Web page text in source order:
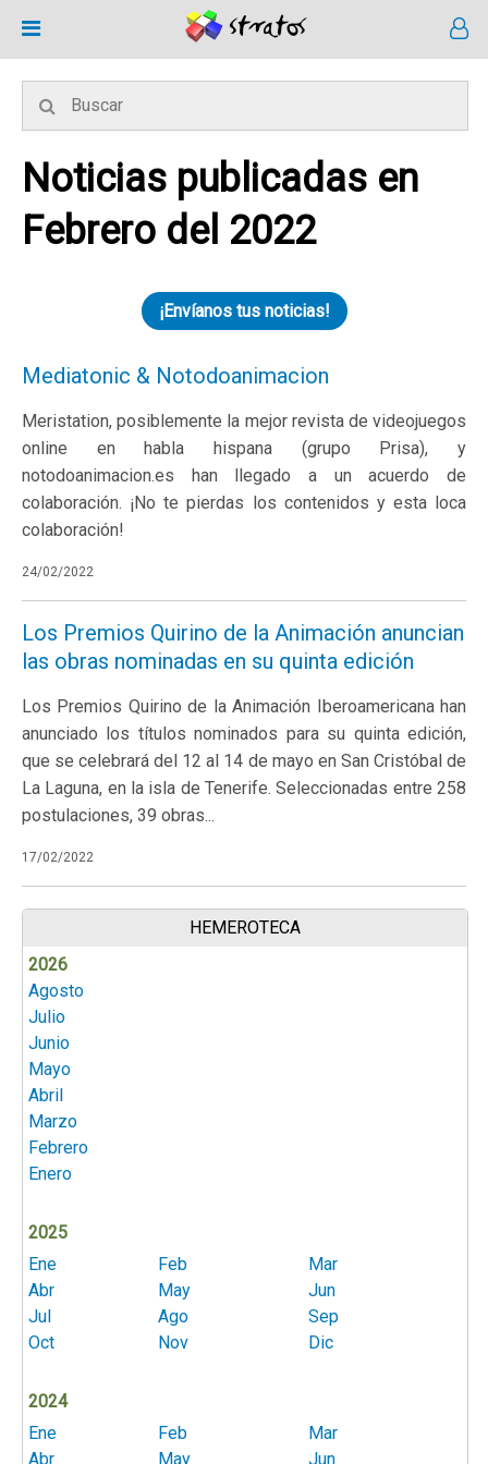
Noticias publicadas en
Febrero del 2022
¡Envíanos tus noticias!
Mediatonic & Notodoanimacion
Meristation, posiblemente la mejor revista de videojuegos
online en habla hispana (grupo Prisa), y
notodoanimacion.es han llegado a un acuerdo de
colaboración. ¡No te pierdas los contenidos y esta loca
colaboración!
24/02/2022
Los Premios Quirino de la Animación anuncian
las obras nominadas en su quinta edición
Los Premios Quirino de la Animación Iberoamericana han
anunciado los títulos nominados para su quinta edición,
que se celebrará del 12 al 14 de mayo en San Cristóbal de
La Laguna, en la isla de Tenerife. Seleccionadas entre 258
postulaciones, 39 obras...
17/02/2022
HEMEROTECA
2026
Agosto
Julio
Junio
Mayo
Abril
Marzo
Febrero
Enero
2025
Ene
Feb
Mar
Abr
May
Jun
Jul
Ago
Sep
Oct
Nov Dic
2024
Ene
Feb
Mar
Abr
May Jun